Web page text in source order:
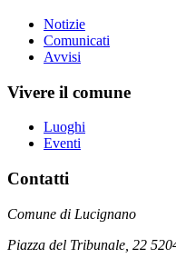
Notizie
Comunicati
Avvisi
Vivere il comune
Luoghi
Eventi
Contatti
Comune di Lucignano
Piazza del Tribunale, 22